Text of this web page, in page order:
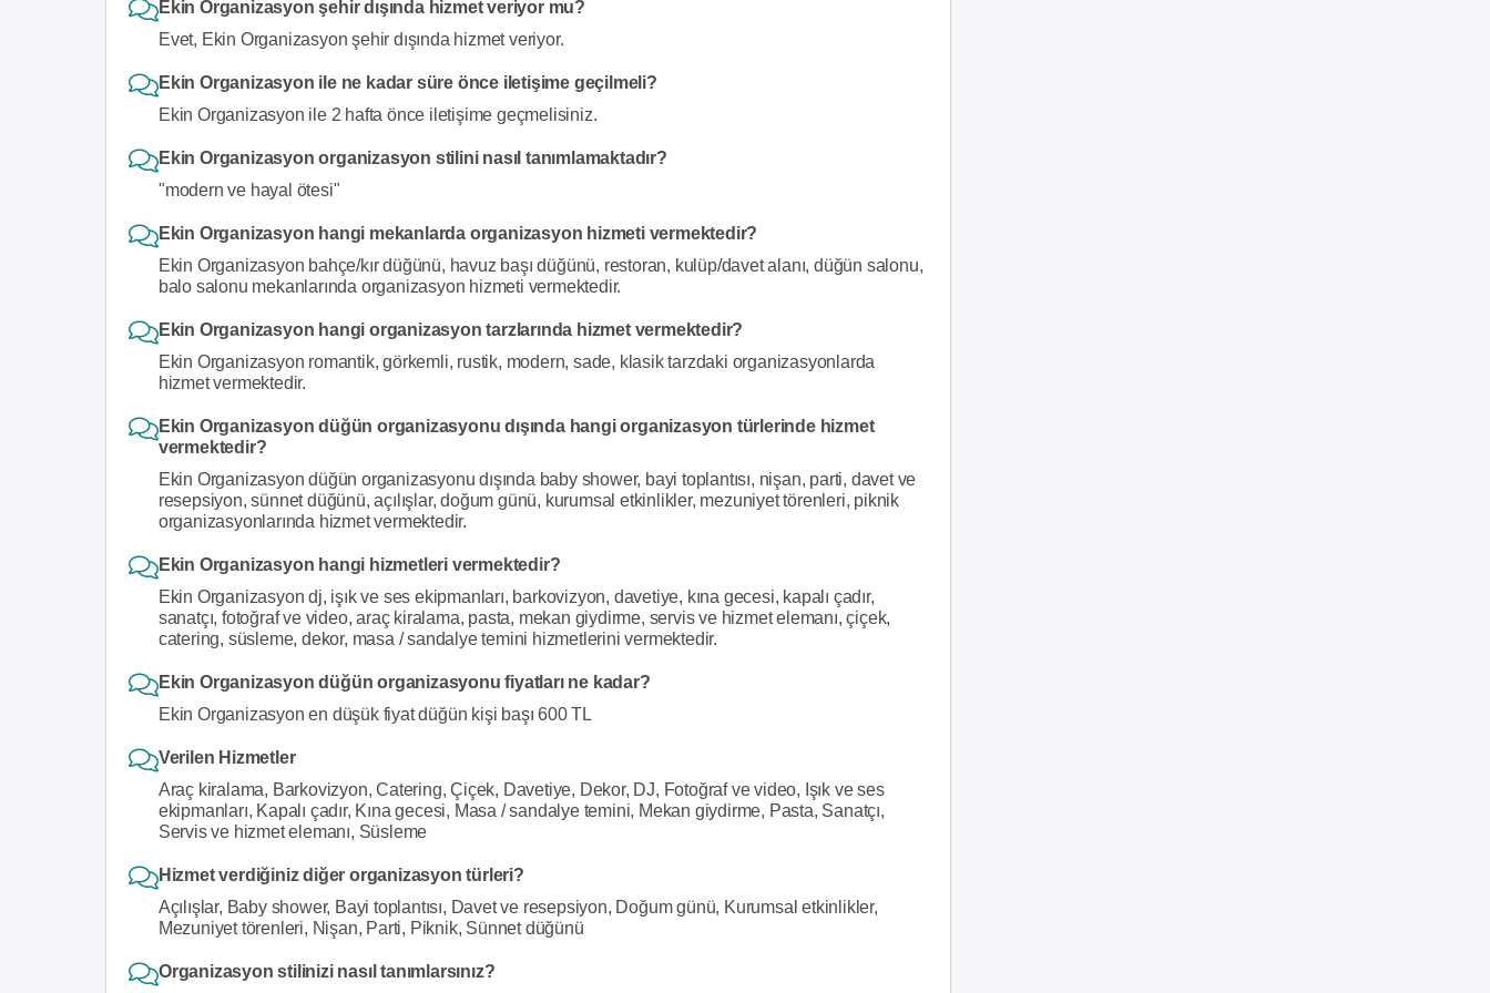
Ekin Organizasyon şehir dışında hizmet veriyor mu?
Evet, Ekin Organizasyon şehir dışında hizmet veriyor.
Ekin Organizasyon ile ne kadar süre önce iletişime geçilmeli?
Ekin Organizasyon ile 2 hafta önce iletişime geçmelisiniz.
Ekin Organizasyon organizasyon stilini nasıl tanımlamaktadır?
"modern ve hayal ötesi"
Ekin Organizasyon hangi mekanlarda organizasyon hizmeti vermektedir?
Ekin Organizasyon bahçe/kır düğünü, havuz başı düğünü, restoran, kulüp/davet alanı, düğün salonu,
balo salonu mekanlarında organizasyon hizmeti vermektedir.
Ekin Organizasyon hangi organizasyon tarzlarında hizmet vermektedir?
Ekin Organizasyon romantik, görkemli, rustik, modern, sade, klasik tarzdaki organizasyonlarda
hizmet vermektedir.
Ekin Organizasyon düğün organizasyonu dışında hangi organizasyon türlerinde hizmet
vermektedir?
Ekin Organizasyon düğün organizasyonu dışında baby shower, bayi toplantısı, nişan, parti, davet ve
resepsiyon, sünnet düğünü, açılışlar, doğum günü, kurumsal etkinlikler, mezuniyet törenleri, piknik
organizasyonlarında hizmet vermektedir.
Ekin Organizasyon hangi hizmetleri vermektedir?
Ekin Organizasyon dj, işık ve ses ekipmanları, barkovizyon, davetiye, kına gecesi, kapalı çadır,
sanatçı, fotoğraf ve video, araç kiralama, pasta, mekan giydirme, servis ve hizmet elemanı, çiçek,
catering, süsleme, dekor, masa / sandalye temini hizmetlerini vermektedir.
Ekin Organizasyon düğün organizasyonu fiyatları ne kadar?
Ekin Organizasyon en düşük fiyat düğün kişi başı 600 TL
Verilen Hizmetler
Araç kiralama, Barkovizyon, Catering, Çiçek, Davetiye, Dekor, DJ, Fotoğraf ve video, Işık ve ses
ekipmanları, Kapalı çadır, Kına gecesi, Masa / sandalye temini, Mekan giydirme, Pasta, Sanatçı,
Servis ve hizmet elemanı, Süsleme
Hizmet verdiğiniz diğer organizasyon türleri?
Açılışlar, Baby shower, Bayi toplantısı, Davet ve resepsiyon, Doğum günü, Kurumsal etkinlikler,
Mezuniyet törenleri, Nişan, Parti, Piknik, Sünnet düğünü
Organizasyon stilinizi nasıl tanımlarsınız?